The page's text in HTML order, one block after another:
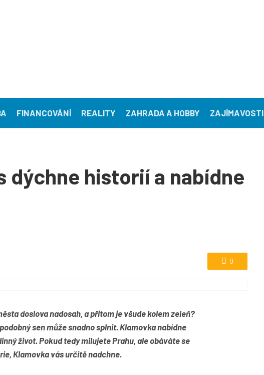
FINANCOVÁNÍ REALITY ZAHRADA A HOBBY ZAJÍMAVOSTI
dýchne historií a nabídne
0
doslova nadosah, a přitom je všude kolem zeleň?
sen může snadno splnit. Klamovka nabídne
život. Pokud tedy milujete Prahu, ale obáváte se
Klamovka vás určitě nadchne.